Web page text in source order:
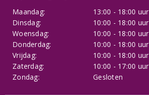
Maandag:
13:00 - 18:00 uur
Dinsdag:
10:00 - 18:00 uur
Woensdag:
10:00 - 18:00 uur
Donderdag:
10:00 - 18:00 uur
Vrijdag:
10:00 - 18:00 uur
Zaterdag:
10:00 - 17:00 uur
Zondag:
Gesloten